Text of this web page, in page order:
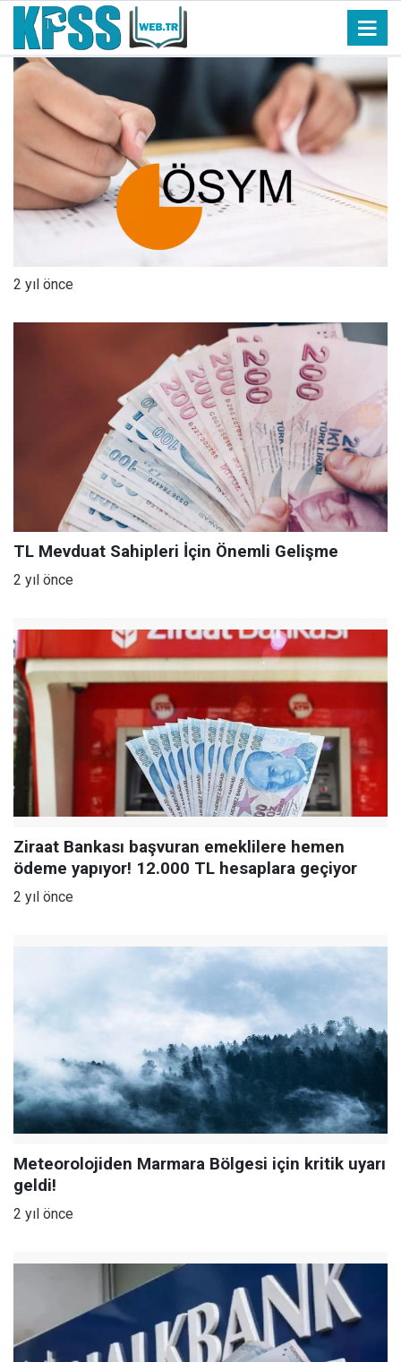
2 yıl önce
TL Mevduat Sahipleri İçin Önemli Gelişme
2 yıl önce
Ziraat Bankası başvuran emeklilere hemen
ödeme yapıyor! 12.000 TL hesaplara geçiyor
2 yıl önce
Meteorolojiden Marmara Bölgesi için kritik uyarı
geldi!
2 yıl önce